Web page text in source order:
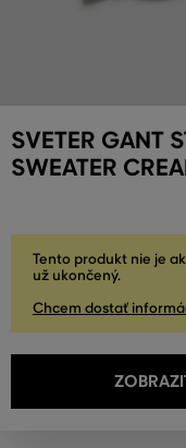
SVETER GANT
SWEATER
Tento produkt nie je
už ukončený.
Chcem dostať